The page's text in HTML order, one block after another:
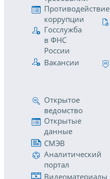
Противодействие
коррупции
Госслужба
в ФНС
России
Вакансии
Открытое
ведомство
Открытые
данные
СМЭВ
Аналитический
портал
Видеоматериалы